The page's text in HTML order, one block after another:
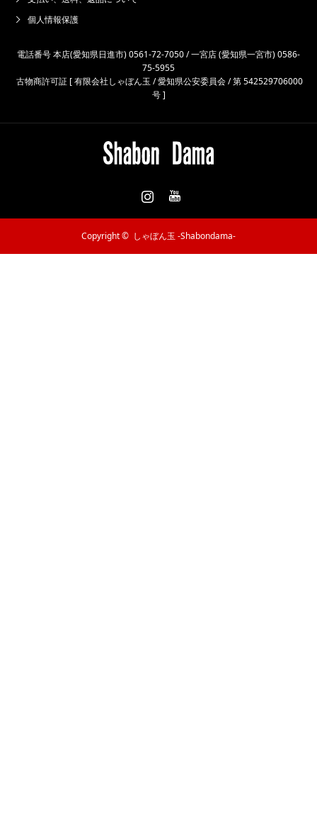
個人情報保護
電話番号 本店(愛知県日進市) 0561-72-7050 / 一宮店 (愛知県一宮市) 0586-
75-5955
古物商許可証 [ 有限会社しゃぼん玉 / 愛知県公安委員会 / 第 542529706000
号 ]
Copyright © しゃぼん玉 -Shabondama-